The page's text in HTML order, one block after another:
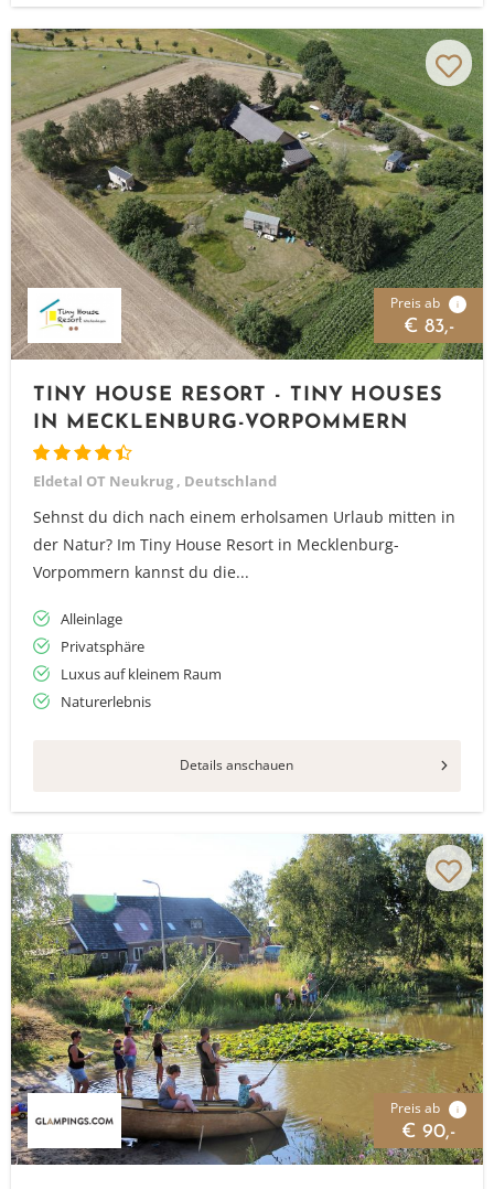
Preis ab i
€ 83,-
TINY HOUSE RESORT - TINY HOUSES
IN MECKLENBURG-VORPOMMERN
Eldetal OT Neukrug , Deutschland
Sehnst du dich nach einem erholsamen Urlaub mitten in
der Natur? Im Tiny House Resort in Mecklenburg-
Vorpommern kannst du die...
Alleinlage
Privatsphäre
Luxus auf kleinem Raum
Naturerlebnis
Details anschauen
Preis ab i
€ 90,-